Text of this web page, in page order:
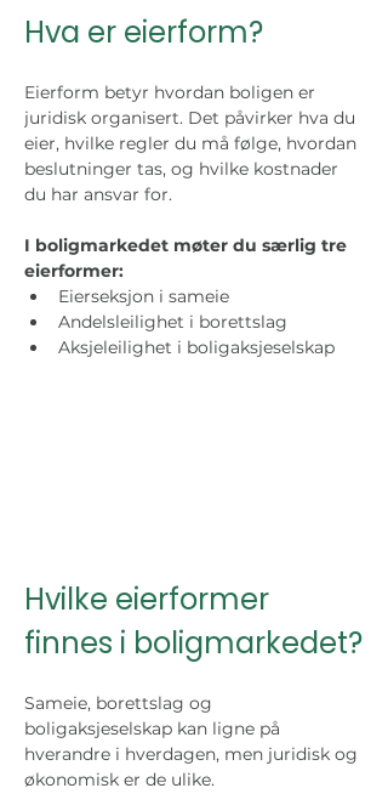
Hva er eierform?
Eierform betyr hvordan boligen er
juridisk organisert. Det påvirker hva du
eier, hvilke regler du må følge, hvordan
beslutninger tas, og hvilke kostnader
du har ansvar for.
I boligmarkedet møter du særlig tre
eierformer:
Eierseksjon i sameie
Andelsleilighet i borettslag
Aksjeleilighet i boligaksjeselskap
Hvilke eierformer
finnes i boligmarkedet?
Sameie, borettslag og
boligaksjeselskap kan ligne på
hverandre i hverdagen, men juridisk og
økonomisk er de ulike.